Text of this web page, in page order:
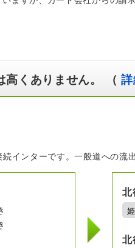
高くありません。 （
インターです。一般道への流
北
北